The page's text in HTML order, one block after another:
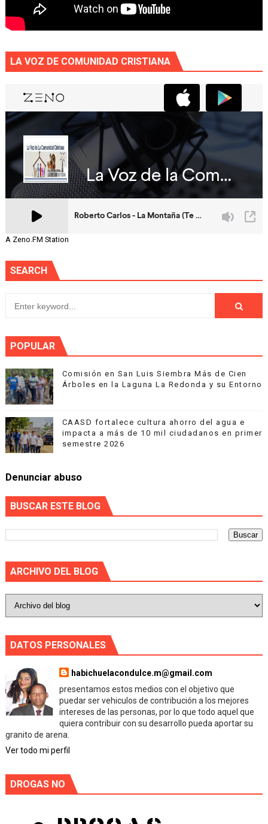
LA VOZ DE COMUNIDAD CRISTIANA
A Zeno.FM Station
SEARCH
POPULAR
Comisión en San Luis Siembra Más de Cien
Árboles en la Laguna La Redonda y su Entorno
CAASD fortalece cultura ahorro del agua e
impacta a más de 10 mil ciudadanos en primer
semestre 2026
Denunciar abuso
BUSCAR ESTE BLOG
ARCHIVO DEL BLOG
DATOS PERSONALES
habichuelacondulce.m@gmail.com
presentamos estos medios con el objetivo que
puedar ser vehiculos de contribución a los mejores
intereses de las personas, por lo que todo aquel que
quiera contribuir con su desarrollo pueda aportar su
granito de arena.
Ver todo mi perfil
DROGAS NO